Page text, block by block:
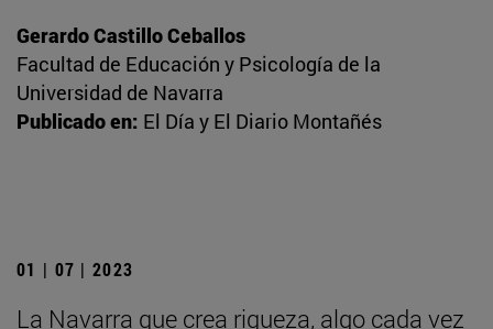
Gerardo Castillo Ceballos
Facultad de Educación y Psicología de la
Universidad de Navarra
Publicado en: El Día y El Diario Montañés
01 | 07 | 2023
La Navarra que crea riqueza, algo cada vez